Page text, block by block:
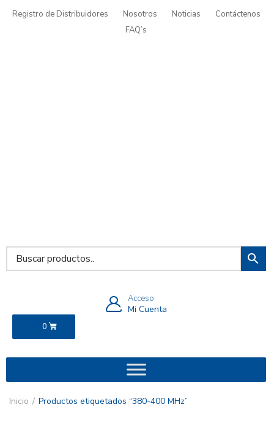
Registro de Distribuidores Nosotros Noticias
Contáctenos
FAQ’s
Acceso
Mi Cuenta
0
Inicio Productos etiquetados “380-400 MHz”